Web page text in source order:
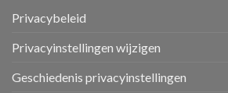
Privacybeleid
Privacyinstellingen wijzigen
Geschiedenis privacyinstellingen